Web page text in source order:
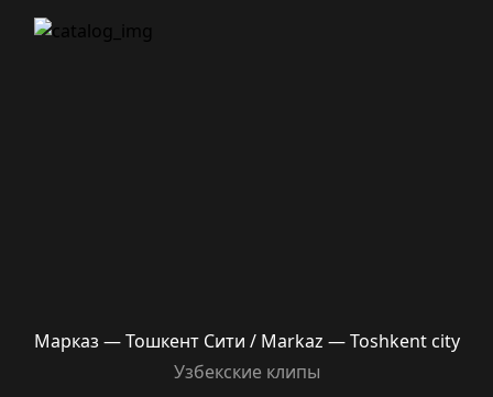
Марказ — Тошкент Сити / Markaz — Toshkent city
Узбекские клипы